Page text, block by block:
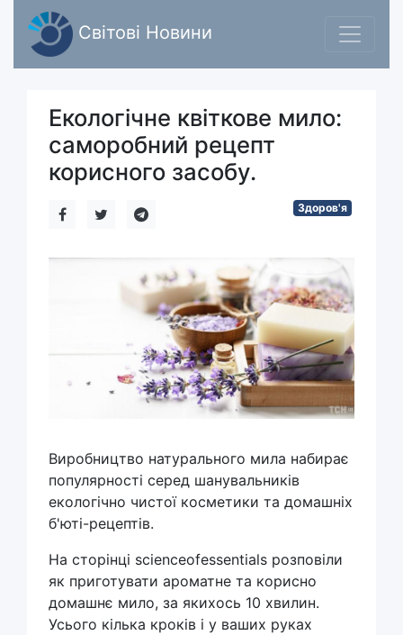
Світові Новини
Екологічне квіткове мило:
саморобний рецепт
корисного засобу.
Здоров'я
Виробництво натурального мила набирає
популярності серед шанувальників
екологічно чистої косметики та домашніх
б'юті-рецептів.
На сторінці scienceofessentials розповіли
як приготувати ароматне та корисно
домашнє мило, за якихось 10 хвилин.
Усього кілька кроків і у ваших руках